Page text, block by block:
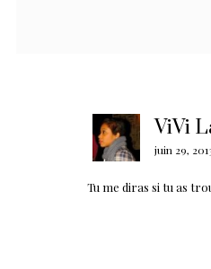
ViVi
juin 29,
Tu me diras si tu as